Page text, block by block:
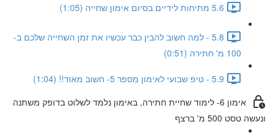
5.6 מתיחות לידיים בסיום אימון שחייה (1:05)
5.8 - למה חשוב להבין כבר עכשיו את זמן השחייה שלכם ב-
100 מ' חתירה (0:51)
5.9 - טיפ שבועי לאימון מספר 5- חשוב מאוד!! (1:04)
אימון 6- לימוד שחיית חתירה, באימון נלמד לשלוט בדופק משתנה
ונעשה טסט 500 מ' ברצף